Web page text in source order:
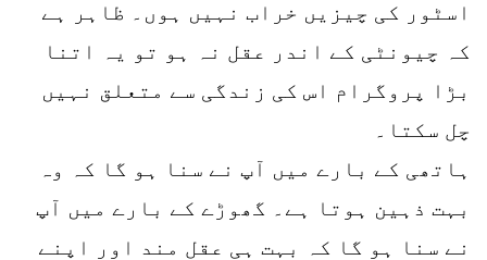
اسٹور کی چیزیں خراب نہیں ہوں۔ ظاہر ہے
کہ چیونٹی کے اندر عقل نہ ہو تو یہ اتنا
بڑا پروگرام اس کی زندگی سے متعلق نہیں
چل سکتا۔
ہاتھی کے بارے میں آپ نے سنا ہو گا کہ وہ
بہت ذہین ہوتا ہے۔ گھوڑے کے بارے میں آپ
نے سنا ہو گا کہ بہت ہی عقل مند اور اپنے